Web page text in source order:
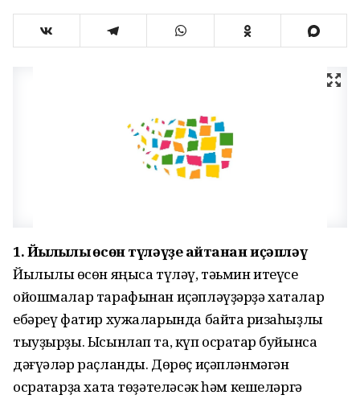
1. Йылылыҡ өсөн түләүҙе ҡайтанан иҫәпләү
Йылылыҡ өсөн яңыса түләү, тәьмин итеүсе
ойошмалар тарафынан иҫәпләүҙәрҙә хаталар
ебәреү фатир хужаларында байтаҡ ризаһыҙлыҡ
тыуҙырҙы. Ысынлап та, күп осраҡтар буйынса
дәғүәләр раҫланды. Дөрөҫ иҫәпләнмәгән
осраҡтарҙа хата төҙәтеләсәк һәм кешеләргә